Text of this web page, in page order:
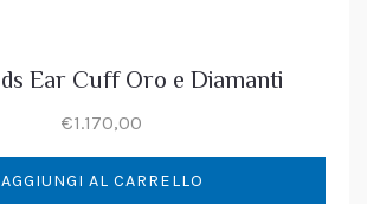
Ear Cuff Oro e Diamanti
€1.170,00
AGGIUNGI AL CARRELLO